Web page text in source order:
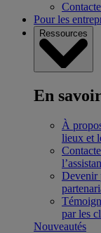
Pour les
Ressources
En
À
lieux et
Devenir
par les
Nouveautés